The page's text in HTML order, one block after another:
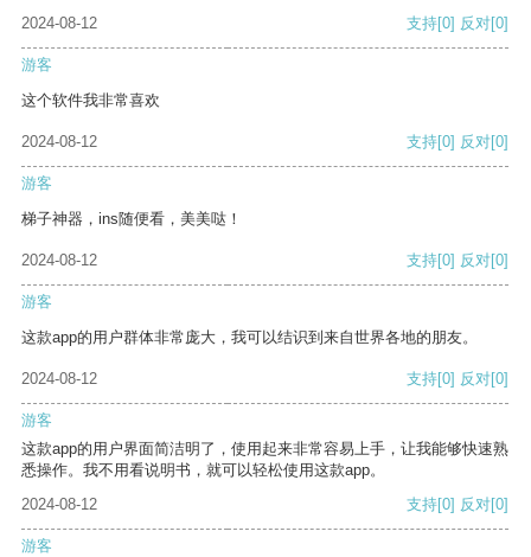
2024-08-12
支持[0] 反对[0]
游客
这个软件我非常喜欢
2024-08-12 支持[0] 反对[0]
游客
梯子神器，ins随便看，美美哒！
2024-08-12 支持[0] 反对[0]
游客
这款app的用户群体非常庞大，我可以结识到来自世界各地的朋友。
2024-08-12 支持[0] 反对[0]
游客
这款app的用户界面简洁明了，使用起来非常容易上手，让我能够快速熟
悉操作。我不用看说明书，就可以轻松使用这款app。
2024-08-12
支持[0] 反对[0]
游客